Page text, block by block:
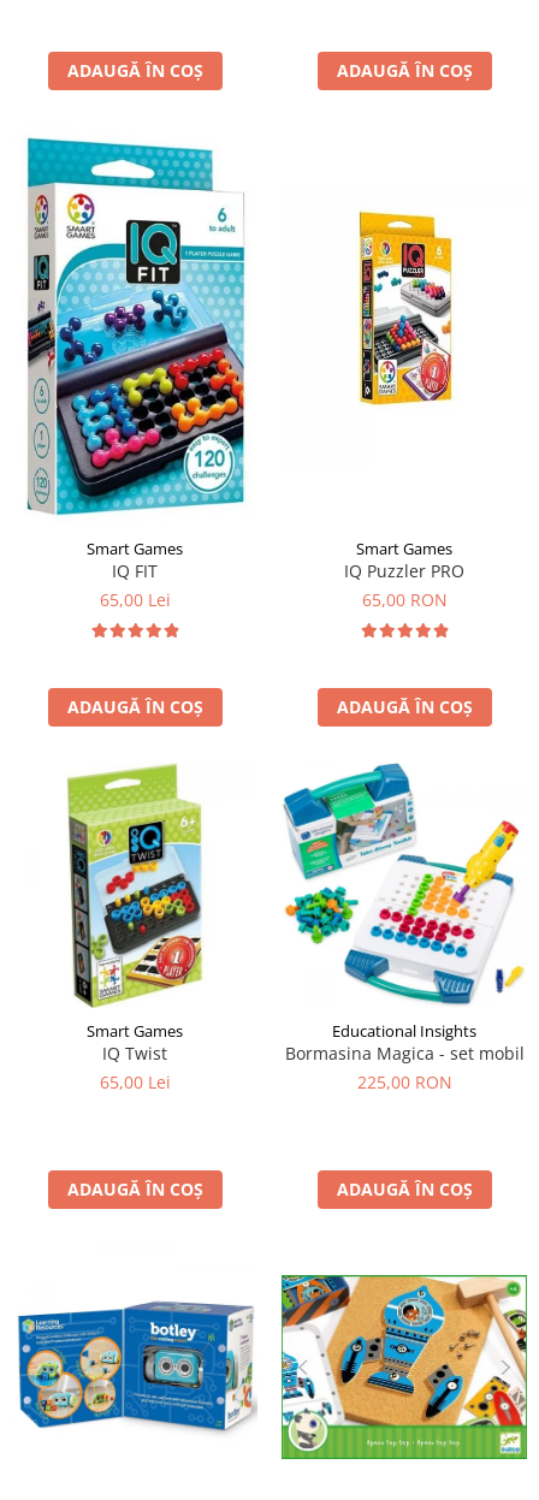
ADAUGĂ ÎN COȘ ADAUGĂ ÎN COȘ
Smart Games
IQ FIT
65,00 Lei
ADAUGĂ ÎN COȘ
Smart Games
IQ Puzzler PRO
65,00 RON
ADAUGĂ ÎN COȘ
Smart Games
IQ Twist
65,00 Lei
ADAUGĂ ÎN COȘ
Educational Insights
Bormasina Magica - set mobil
225,00 RON
ADAUGĂ ÎN COȘ